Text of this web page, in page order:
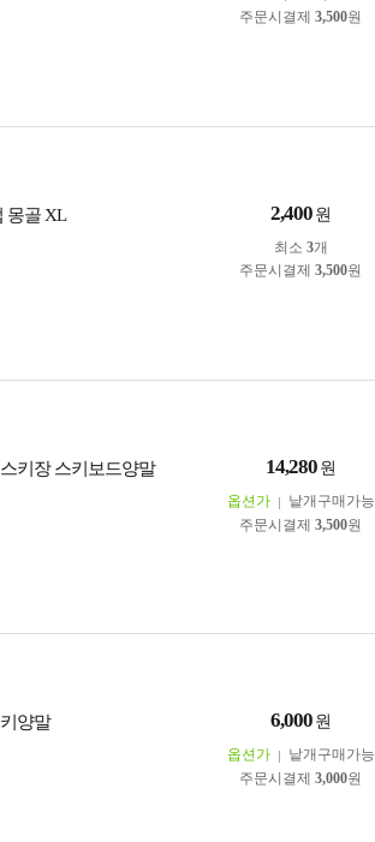
주문시결제 3,500원
몽골 XL 2,400 원
최소 3개
주문시결제 3,500원
키장 스키보드양말 14,280 원
옵션가
낱개구매가능
주문시결제 3,500원
양말 6,000 원
옵션가
낱개구매가능
주문시결제 3,000원